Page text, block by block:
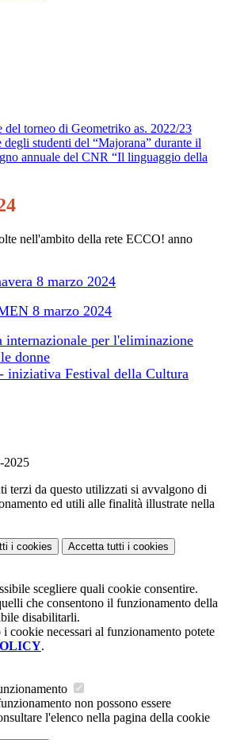
del torneo di Geometriko as. 2022/23
degli studenti del “Majorana” durante il
annuale del CNR “Il linguaggio della
nell'ambito della rete ECCO! anno
8 marzo 2024
8 marzo 2024
internazionale per l'eliminazione
donne
iniziativa Festival della Cultura
2025
terzi da questo utilizzati si avvalgono di
ed utili alle finalità illustrate nella
i cookies Accetta tutti i cookies
scegliere quali cookie consentire.
che consentono il funzionamento della
disabilitarli.
cookie necessari al funzionamento potete
.
non possono essere
l'elenco nella pagina della cookie